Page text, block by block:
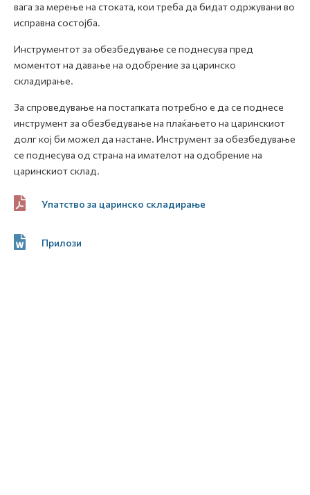
вага за мерење на стоката, кои треба да бидат одржувани во
исправна состојба.
Инструментот за обезбедување се поднесува пред
моментот на давање на одобрение за царинско
складирање.
За спроведување на постапката потребно е да се поднесе
инструмент за обезбедување на плаќањето на царинскиот
долг кој би можел да настане. Инструмент за обезбедување
се поднесува од страна на имателот на одобрение на
царинскиот склад.
Упатство за царинско складирање
Прилози